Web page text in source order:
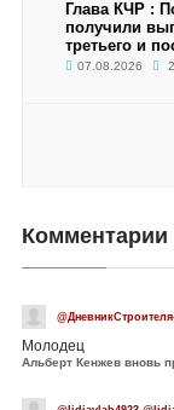
Глава КЧР :
получили
третьего и
07.08.2026
Комментарии
Молодец
Альберт Кенжев вновь